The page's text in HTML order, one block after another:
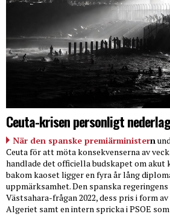
Ceuta-krisen personligt
När den spanske premiärministern
Ceuta för att möta konsekvenserna av
handlade det officiella budskapet om akut
bakom kaoset ligger en fyra år lång
uppmärksamhet. Den spanska
Västsahara-frågan 2022, dess pris i form
Algeriet samt en intern spricka i PSOE